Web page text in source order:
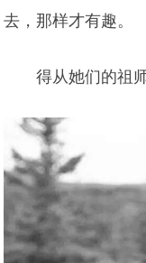
去，那样才有趣。
得从她们的祖